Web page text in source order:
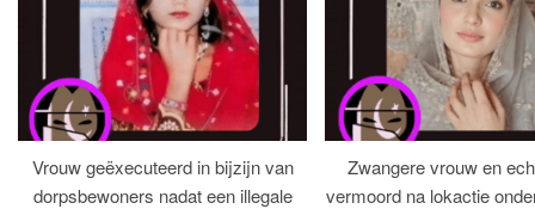
Vrouw geëxecuteerd in bijzijn van
dorpsbewoners nadat een illegale
Zwangere vrouw en
vermoord na lokactie